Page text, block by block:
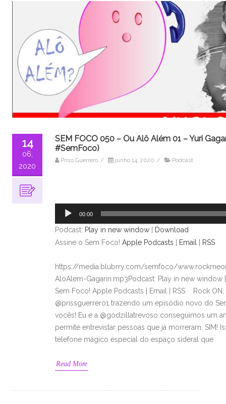
14
06,
2020
SEM FOCO 050 – Ou Alô Além 01 – Yuri
#SemFoco)
Priss Guerrero / junho 14, 2020 / Podcast
áudio
00:00
Podcast: Play in new window
Download
Assine o Sem Foco! Apple Podcasts Email RSS
https://media.blubrry.com/semfoco/
AloAlem-Gagarin.mp3Podcast: Play in new window
Sem Foco! Apple Podcasts | Email | RSS Rock ON,
@prissguerrero1 trazendo um episódio novo do
vocês! Eu e a @godzillatrevoso conseguimos um
permite entrevistar pessoas que já morreram. SIM!
telefone mágico especial do espaço sideral que
Read More